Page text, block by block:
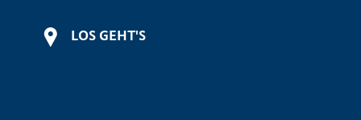
LOS GEHT'S